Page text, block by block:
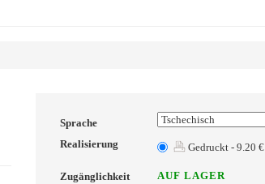
Sprache
Realisierung
Gedruckt - 9.20 €
Zugänglichkeit AUF LAGER